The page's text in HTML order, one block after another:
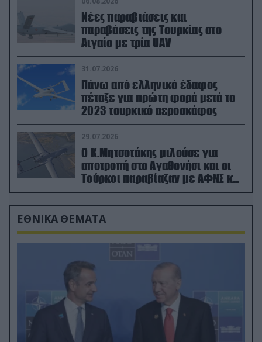
Νέες παραβιάσεις και
παραβάσεις της Τουρκίας στο
Αιγαίο με τρία UAV
31.07.2026
Πάνω από ελληνικό έδαφος
πέταξε για πρώτη φορά μετά το
2023 τουρκικό αεροσκάφος
29.07.2026
Ο Κ.Μητσοτάκης μιλούσε για
αποτροπή στο Αγαθονήσι και οι
Τούρκοι παραβίαζαν με ΑΦΝΣ και
drone
ΕΘΝΙΚΑ ΘΕΜΑΤΑ